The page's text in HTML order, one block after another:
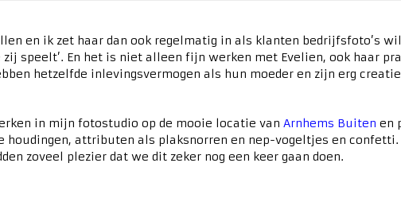
en ik zet haar dan ook regelmatig in als klanten bedrijfsfoto’s
speelt’. En het is niet alleen fijn werken met Evelien, ook haar
hetzelfde inlevingsvermogen als hun moeder en zijn erg
in mijn fotostudio op de mooie locatie van Arnhems Buiten en
houdingen, attributen als plaksnorren en nep-vogeltjes en confetti.
zoveel plezier dat we dit zeker nog een keer gaan doen.